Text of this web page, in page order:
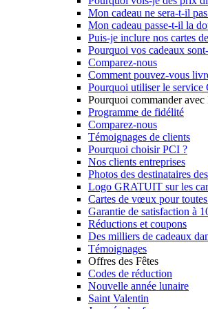
Mon cadeau ne sera-t-il
Mon cadeau passe-t-il la
Puis-je inclure nos cartes
Pourquoi vos cadeaux
Comparez-nous
Comment pouvez-vous
Pourquoi utiliser le
Pourquoi commander avec
Programme de fidélité
Comparez-nous
Témoignages de clients
Pourquoi choisir PCI ?
Nos clients entreprises
Photos des destinataires
Logo GRATUIT sur les
Cartes de vœux pour
Garantie de satisfaction à
Réductions et coupons
Des milliers de cadeaux
Témoignages
Offres des Fêtes
Codes de réduction
Nouvelle année lunaire
Saint Valentin